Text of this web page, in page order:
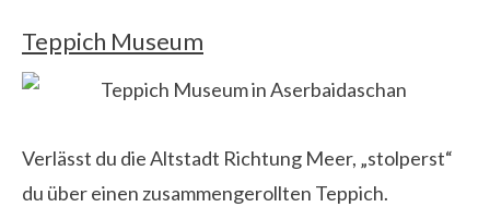
Teppich Museum
Verlässt du die Altstadt Richtung Meer, „stolperst“
du über einen zusammengerollten Teppich.